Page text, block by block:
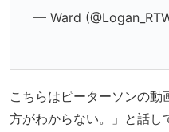
— Ward
こちらはピーターソンの動
方がわからない。」と話し